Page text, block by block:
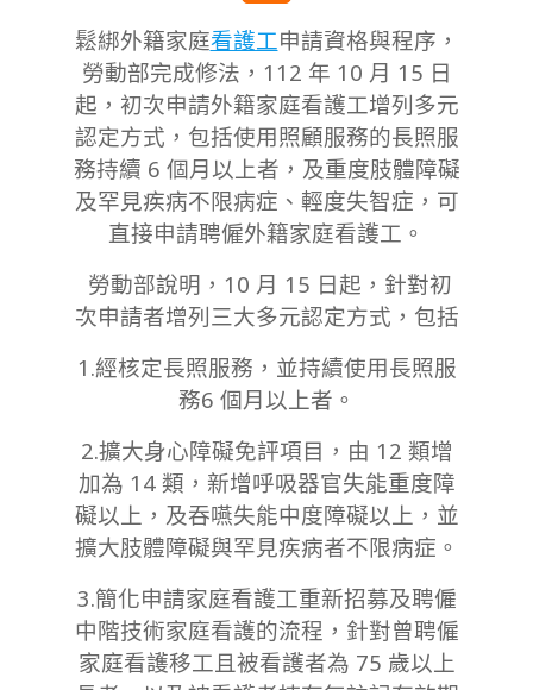
07
鬆綁外籍家庭看護工申請資格與程序，
勞動部完成修法，112 年 10 月 15 日
起，初次申請外籍家庭看護工增列多元
認定方式，包括使用照顧服務的長照服
務持續 6 個月以上者，及重度肢體障礙
及罕見疾病不限病症、輕度失智症，可
直接申請聘僱外籍家庭看護工。
勞動部說明，10 月 15 日起，針對初
次申請者增列三大多元認定方式，包括
1.經核定長照服務，並持續使用長照服
務6 個月以上者。
2.擴大身心障礙免評項目，由 12 類增
加為 14 類，新增呼吸器官失能重度障
礙以上，及吞嚥失能中度障礙以上，並
擴大肢體障礙與罕見疾病者不限病症。
3.簡化申請家庭看護工重新招募及聘僱
中階技術家庭看護的流程，針對曾聘僱
家庭看護移工且被看護者為 75 歲以上